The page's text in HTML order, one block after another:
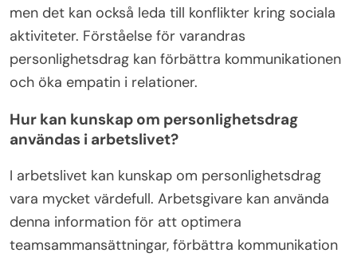
men det kan också leda till konflikter kring sociala
aktiviteter. Förståelse för varandras
personlighetsdrag kan förbättra kommunikationen
och öka empatin i relationer.
Hur kan kunskap om personlighetsdrag
användas i arbetslivet?
I arbetslivet kan kunskap om personlighetsdrag
vara mycket värdefull. Arbetsgivare kan använda
denna information för att optimera
teamsammansättningar, förbättra kommunikation